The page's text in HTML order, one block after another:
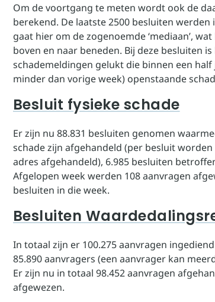
Om de voortgang te meten wordt ook de
berekend. De laatste 2500 besluiten
gaat hier om de zogenoemde ‘mediaan’,
boven en naar beneden. Bij deze besluiten
schademeldingen gelukt die binnen een
minder dan vorige week) openstaande
Besluit fysieke schade
Er zijn nu 88.831 besluiten genomen
schade zijn afgehandeld (per besluit
adres afgehandeld), 6.985 besluiten
Afgelopen week werden 108 aanvragen
besluiten in die week.
Besluiten
In totaal zijn er 100.275 aanvragen
85.890 aanvragers (een aanvrager kan
Er zijn nu in totaal 98.452 aanvragen
afgewezen.